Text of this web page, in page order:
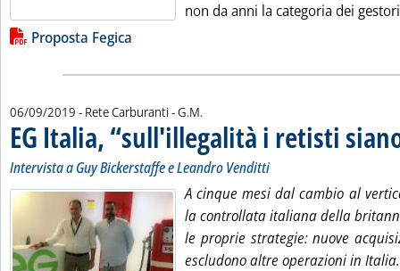
non da anni la categoria dei
Lista allegati PDF alla notizia
Proposta Fegica
06/09/2019 - Rete Carburanti -di:
G.M.
EG Italia, “sull'illegalità i retisti
Intervista a Guy Bickerstaffe e Leandro Venditti
A cinque mesi dal cambio al
la controllata italiana della
le proprie strategie: nuove
escludono altre operazioni in